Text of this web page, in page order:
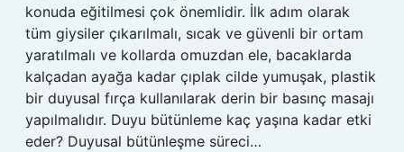
konuda eğitilmesi çok önemlidir. İlk adım olarak
tüm giysiler çıkarılmalı, sıcak ve güvenli bir ortam
yaratılmalı ve kollarda omuzdan ele, bacaklarda
kalçadan ayağa kadar çıplak cilde yumuşak, plastik
bir duyusal fırça kullanılarak derin bir basınç masajı
yapılmalıdır. Duyu bütünleme kaç yaşına kadar etki
eder? Duyusal bütünleşme süreci…